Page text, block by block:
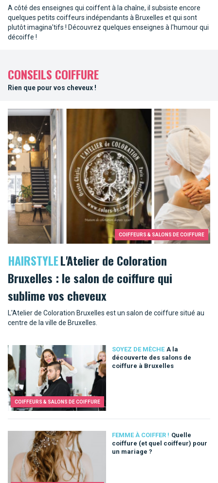
A côté des enseignes qui coiffent à la chaîne, il subsiste encore
quelques petits coiffeurs indépendants à Bruxelles et qui sont
plutôt imagina'tifs ! Découvrez quelques enseignes à l'humour qui
décoiffe !
CONSEILS COIFFURE
Rien que pour vos cheveux !
COIFFEURS & SALONS DE COIFFURE
HAIRSTYLEL'Atelier de Coloration
Bruxelles : le salon de coiffure qui
sublime vos cheveux
L'Atelier de Coloration Bruxelles est un salon de coiffure situé au
centre de la ville de Bruxelles.
COIFFEURS & SALONS DE COIFFURE
SOYEZ DE MÈCHE A la
découverte des salons de
coiffure à Bruxelles
FEMME À COIFFER ! Quelle
coiffure (et quel coiffeur) pour
un mariage ?